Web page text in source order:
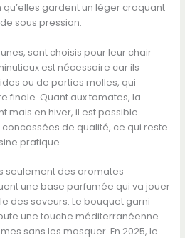
gardent un léger croquant
sous pression.
sont choisis pour leur chair
est nécessaire car ils
ou de parties molles, qui
finale. Quant aux tomates, la
mais en hiver, il est possible
de qualité, ce qui reste
pratique.
seulement des aromates
une base parfumée qui va jouer
des saveurs. Le bouquet garni
une touche méditerranéenne
sans les masquer. En 2025, le